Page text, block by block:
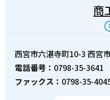
商
西宮市六湛寺町10-3 西宮
電話番号： 0798-35-3641
ファックス： 0798-35-